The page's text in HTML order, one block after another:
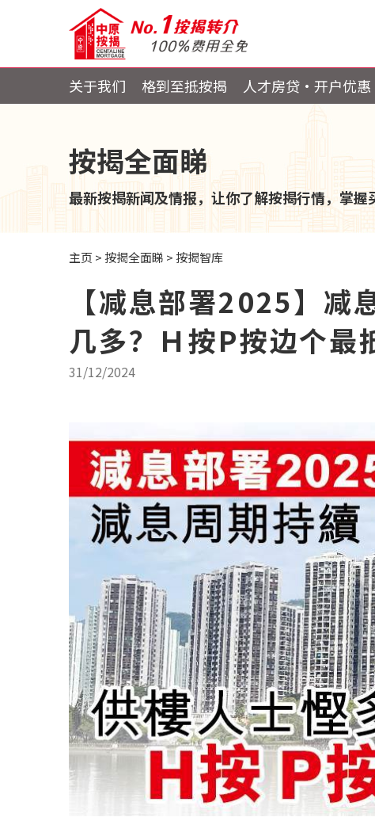
关于我们 格到至抵按揭 人才房贷・开户优惠
按揭全面睇
最新按揭新闻及情报，让你了解按揭行情，掌握
主页 >按揭全面睇 >按揭智库
【减息部署2025】减
几多？Ｈ按P按边个最
31/12/2024